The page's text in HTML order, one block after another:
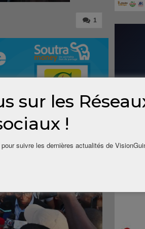
1
sur les
!
suivre les dernières actualités de